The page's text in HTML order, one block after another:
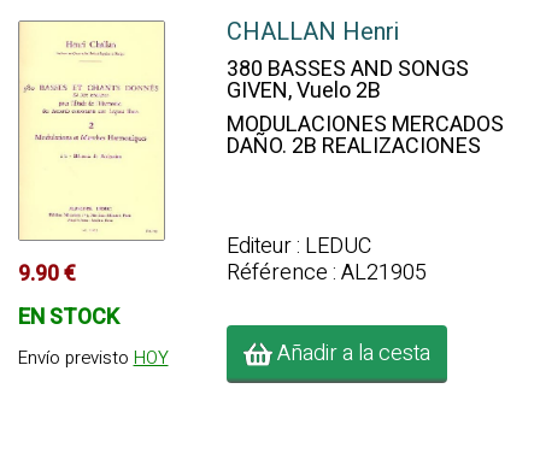
9.90 €
EN STOCK
Envío previsto HOY
CHALLAN Henri
380 BASSES AND SONGS
GIVEN, Vuelo 2B
MODULACIONES MERCADOS
DAÑO. 2B REALIZACIONES
Editeur : LEDUC
Référence : AL21905
Añadir a la cesta